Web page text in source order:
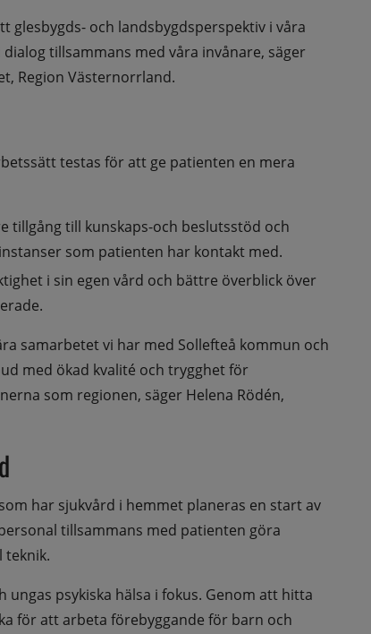
glesbygds- och landsbygdsperspektiv i våra
tillsammans med våra invånare, säger
Region Västernorrland.
testas för att ge patienten en mera
tillgång till kunskaps-och beslutsstöd och
som patienten har kontakt med.
i sin egen vård och bättre överblick över
samarbetet vi har med Sollefteå kommun och
med ökad kvalité och trygghet för
som regionen, säger Helena Rödén,
har sjukvård i hemmet planeras en start av
tillsammans med patienten göra
teknik.
ungas psykiska hälsa i fokus. Genom att hitta
för att arbeta förebyggande för barn och